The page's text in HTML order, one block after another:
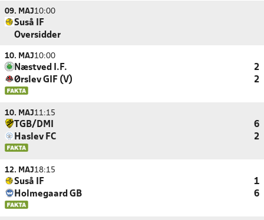
09. MAJ10:00
Suså IF
Oversidder
10. MAJ10:00
Næstved I.F.
2
Ørslev GIF (V)
2
10. MAJ11:15
TGB/DMI
6
Haslev FC
2
12. MAJ18:15
Suså IF
1
Holmegaard GB
6